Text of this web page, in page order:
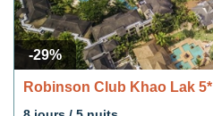
-29%
Robinson Club Khao Lak 5*